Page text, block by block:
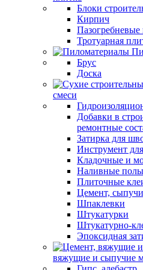
Блоки
Кирпич
Тротуарная
Брус
Доска
смеси
Добавки в
ремонтные
Затирка для
Инструмент
Кладочные и
Наливные
Плиточные
Цемент,
Шпаклевки
Штукатурки
Штукатурно-
Эпоксидная
вяжущие и сыпучие